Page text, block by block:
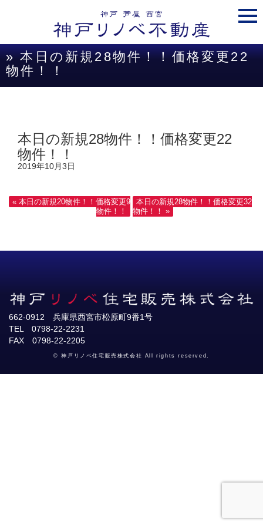
» 本日の新規28物件！！価格変更22
物件！！
本日の新規28物件！！価格変更22
物件！！
2019年10月3日
« 本日の新規20物件！！価格変更9
物件！！
本日の新規28物件！！価格変更32
物件！！ »
662-0912 兵庫県西宮市松原町9番1号
TEL 0798-22-2231
FAX 0798-22-2205
© 神戸リノベ住宅販売株式会社 All rights reserved.